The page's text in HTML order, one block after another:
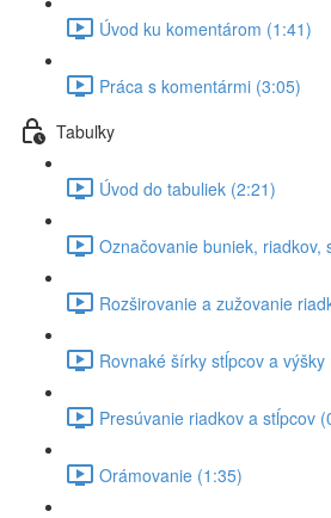
Úvod ku komentárom (1:41)
Práca s komentármi (3:05)
Tabuľky
Úvod do tabuliek (2:21)
Označovanie buniek, riadkov,
Rozširovanie a zužovanie
Rovnaké šírky stĺpcov a
Presúvanie riadkov a stĺpcov
Orámovanie (1:35)